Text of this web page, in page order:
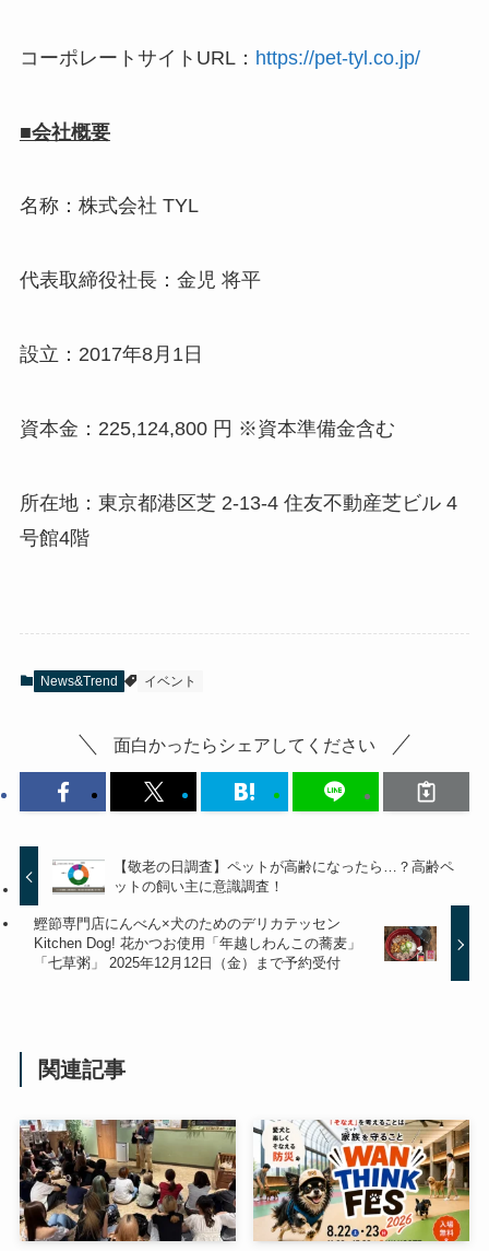
コーポレートサイトURL： https://pet-tyl.co.jp/
■会社概要
名称：株式会社 TYL
代表取締役社長：金児 将平
設立：2017年8月1日
資本金：225,124,800 円 ※資本準備金含む
所在地：東京都港区芝 2-13-4 住友不動産芝ビル 4
号館4階
News&Trend イベント
面白かったらシェアしてください
【敬老の日調査】ペットが高齢になったら…？高齢ペ
ットの飼い主に意識調査！
鰹節専門店にんべん×犬のためのデリカテッセン
Kitchen Dog! 花かつお使用「年越しわんこの蕎麦」
「七草粥」 2025年12月12日（金）まで予約受付
関連記事